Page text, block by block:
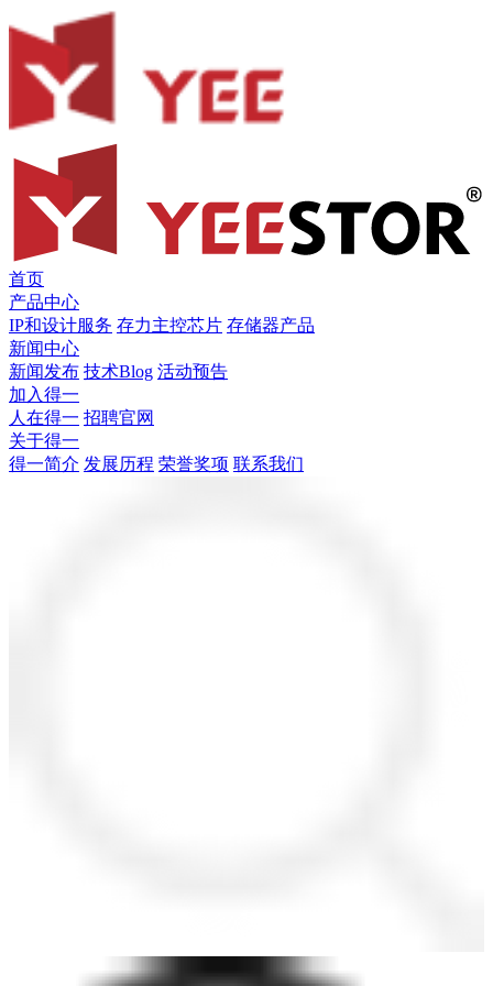
首页
产品中心
IP和设计服务 存力主控芯片 存储器产品
新闻中心
新闻发布 技术Blog 活动预告
加入得一
人在得一 招聘官网
关于得一
得一简介 发展历程 荣誉奖项 联系我们